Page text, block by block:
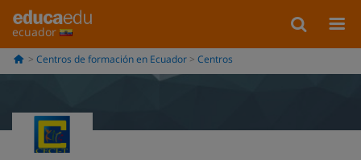
ecuador
Centros de formación en Ecuador Centros
Información